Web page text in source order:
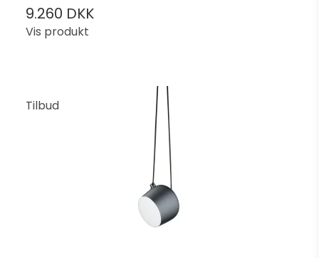
9.260 DKK
Vis produkt
Tilbud